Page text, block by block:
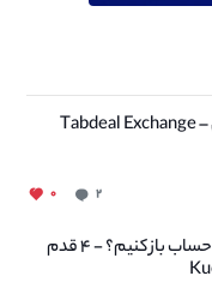
نقد و بررسی صرافی تبدیل – Tabdeal Exchange
۲ ۰
چگونه در صرافی کوکوین حساب باز کنیم؟ - ۴ قدم